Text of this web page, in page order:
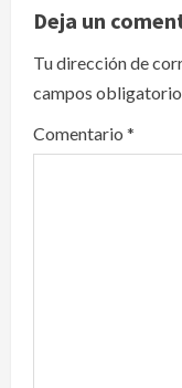
v
i
g
a
Deja un
Tu dirección de
campos
Comentario *